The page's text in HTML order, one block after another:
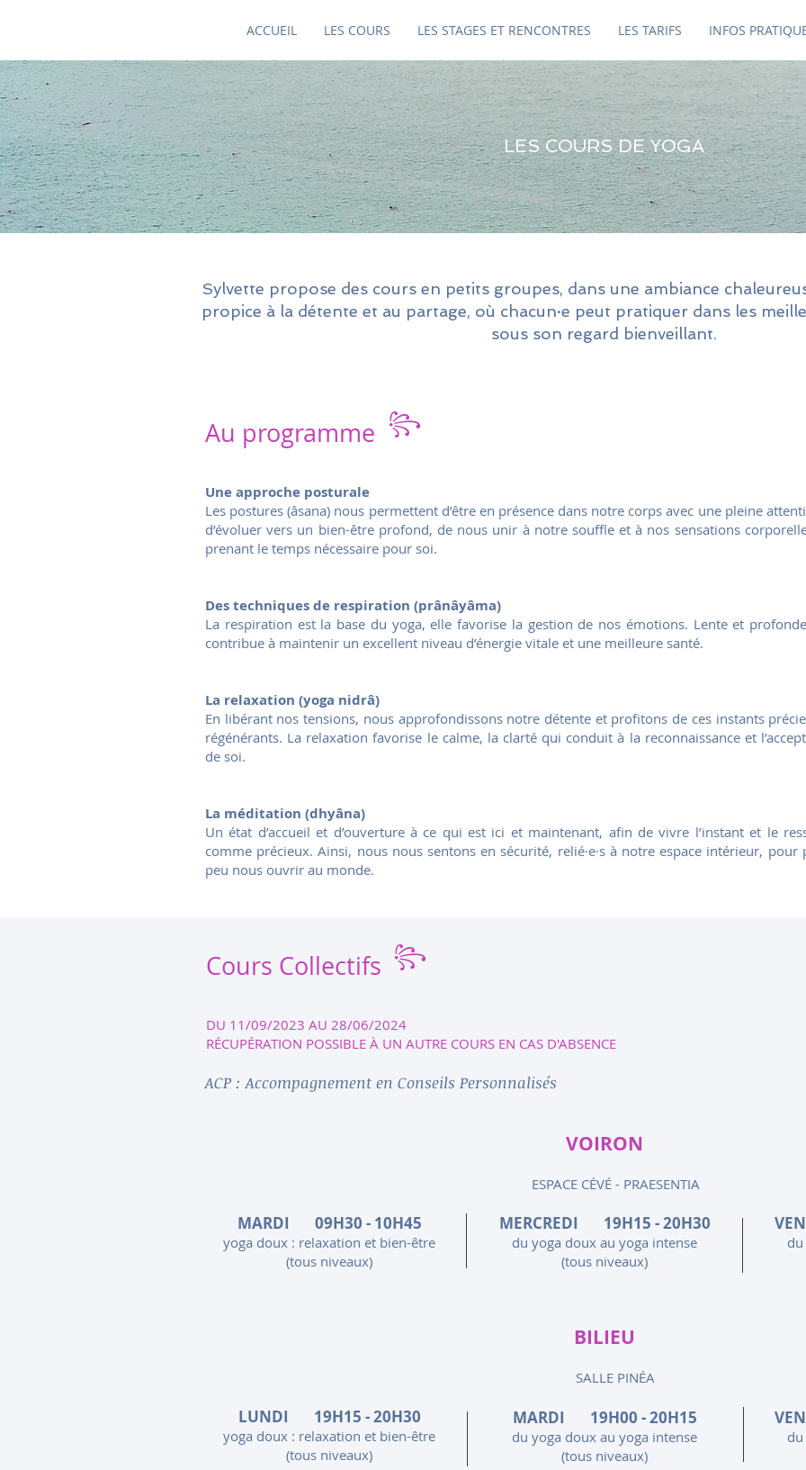
ACCUEIL LES COURS LES STAGES ET RENCONTRES LES TARIFS INFOS
LES COURS DE YOGA
Sylvette propose des cours en petits groupes, dans une ambiance
propice à la détente et au partage, où chacun·e peut pratiquer dans les
sous son regard bienveillant.
Au programme ꧂
Une approche posturale
Les postures (âsana) nous permettent d’être en présence dans notre corps avec une pleine
d’évoluer vers un bien-être profond, de nous unir à notre souffle et à nos sensations
prenant le temps nécessaire pour soi.
Des techniques de respiration (prânâyâma)
La respiration est la base du yoga, elle favorise la gestion de nos émotions. Lente et
contribue à maintenir un excellent niveau d’énergie vitale et une meilleure santé.
La relaxation (yoga nidrâ)
En libérant nos tensions, nous approfondissons notre détente et profitons de ces instants
régénérants. La relaxation favorise le calme, la clarté qui conduit à la reconnaissance et
de soi.
La méditation (dhyâna)
Un état d’accueil et d’ouverture à ce qui est ici et maintenant, afin de vivre l’instant et le
comme précieux. Ainsi, nous nous sentons en sécurité, relié·e·s à notre espace intérieur, pour
peu nous ouvrir au monde.
Cours Collectifs ꧂
DU 11/09/2023 AU 28/06/2024
RÉCUPÉRATION POSSIBLE À UN AUTRE COURS EN CAS D'ABSENCE
ACP : Accompagnement en Conseils Personnalisés
VOIRON
ESPACE CÉVÉ - PRAESENTIA
MARDI 09H30 - 10H45
yoga doux : relaxation et bien-être
(tous niveaux)
MERCREDI 19H15 - 20H30
du yoga doux au yoga intense
(tous niveaux)
BILIEU
SALLE PINÉA
LUNDI 19H15 - 20H30
yoga doux : relaxation et bien-être
(tous niveaux)
MARDI 19H00 - 20H15
du yoga doux au yoga intense
(tous niveaux)